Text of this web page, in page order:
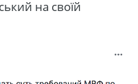
на своїй